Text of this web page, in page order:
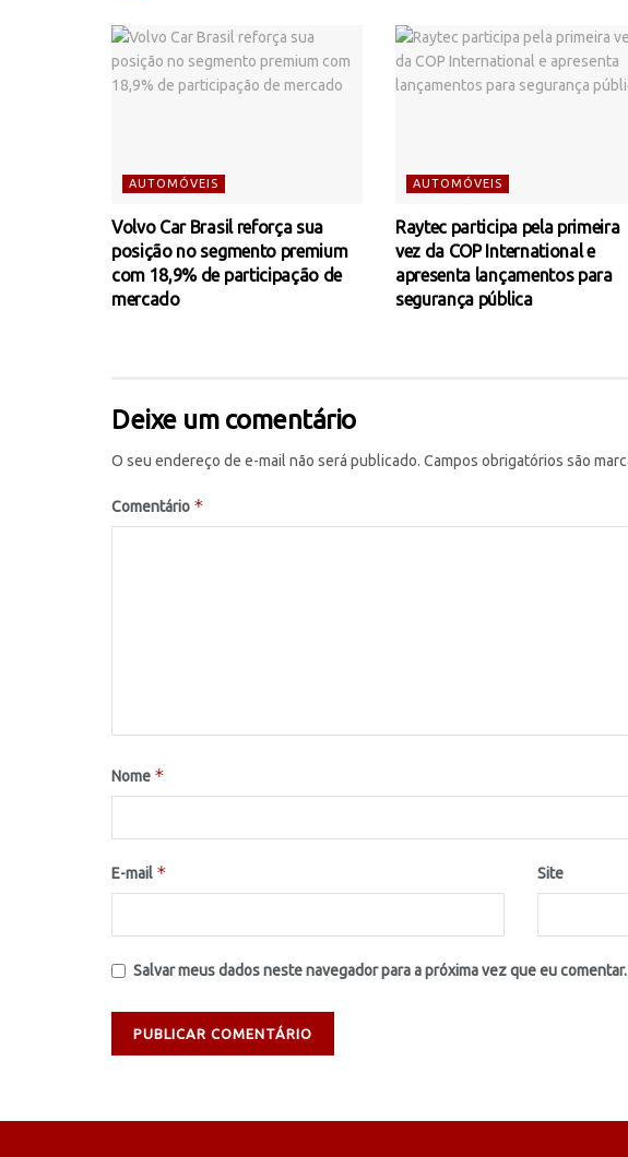
AUTOMÓVEIS
Volvo Car Brasil reforça sua
posição no segmento premium
com 18,9% de participação de
mercado
AUTOMÓVEIS
Raytec participa pela primeira
vez da COP International e
apresenta lançamentos para
segurança pública
Deixe um comentário
O seu endereço de e-mail não será publicado. Campos obrigatórios são
Comentário *
Nome *
E-mail * Site
Salvar meus dados neste navegador para a próxima vez que eu comentar.